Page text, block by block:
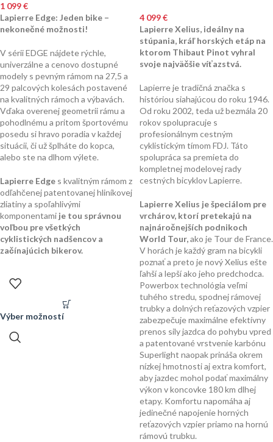
1 099€
Lapierre Edge: Jeden bike –
nekonečné možnosti!
V sérii EDGE nájdete rýchle,
univerzálne a cenovo dostupné
modely s pevným rámom na 27,5 a
29 palcových kolesách postavené
na kvalitných rámoch a výbavách.
Vďaka overenej geometrii rámu a
pohodlnému a pritom športovému
posedu si hravo poradia v každej
situácii, či už šplháte do kopca,
alebo ste na dlhom výlete.
Lapierre Edge s kvalitným rámom z
odľahčenej patentovanej hliníkovej
zliatiny a spoľahlivými
komponentami je tou správnou
voľbou pre všetkých
cyklistických nadšencov a
začínajúcich bikerov.
Výber možností
4 099€
Lapierre Xelius, ideálny na
stúpania, kráľ horských etáp na
ktorom Thibaut Pinot vyhral
svoje najväčšie víťazstvá.
Lapierre je tradičná značka s
históriou siahajúcou do roku 1946.
Od roku 2002, teda už bezmála 20
rokov spolupracuje s
profesionálnym cestným
cyklistickým tímom FDJ. Táto
spolupráca sa premieta do
kompletnej modelovej rady
cestných bicyklov Lapierre.
Lapierre Xelius je špeciálom pre
vrchárov, ktorí pretekajú na
najnáročnejších podnikoch
World Tour,ako je Tour de France.
V horách je každý gram na bicykli
poznať a preto je nový Xelius ešte
ľahší a lepší ako jeho predchodca.
Powerbox technológia veľmi
tuhého stredu, spodnej rámovej
trubky a dolných reťazových vzpier
zabezpečuje maximálne efektívny
prenos sily jazdca do pohybu vpred
a patentované vrstvenie karbónu
Superlight naopak prináša okrem
nízkej hmotnosti aj extra komfort,
aby jazdec mohol podať maximálny
výkon v koncovke 180 km dlhej
etapy. Komfortu napomáha aj
jedinečné napojenie horných
reťazových vzpier priamo na hornú
rámovú trubku.